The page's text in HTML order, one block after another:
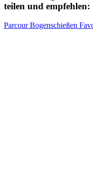
teilen und empfehlen:
Parcour Bogenschießen